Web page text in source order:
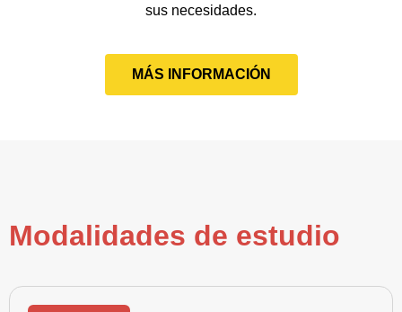
sus necesidades.
MÁS INFORMACIÓN
Modalidades de estudio